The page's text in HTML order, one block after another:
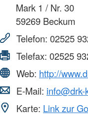
Mark 1 / Nr. 30
59269 Beckum
Telefon: 02525
Telefax: 02525
Web: http://
E-Mail:
Karte: Link zur